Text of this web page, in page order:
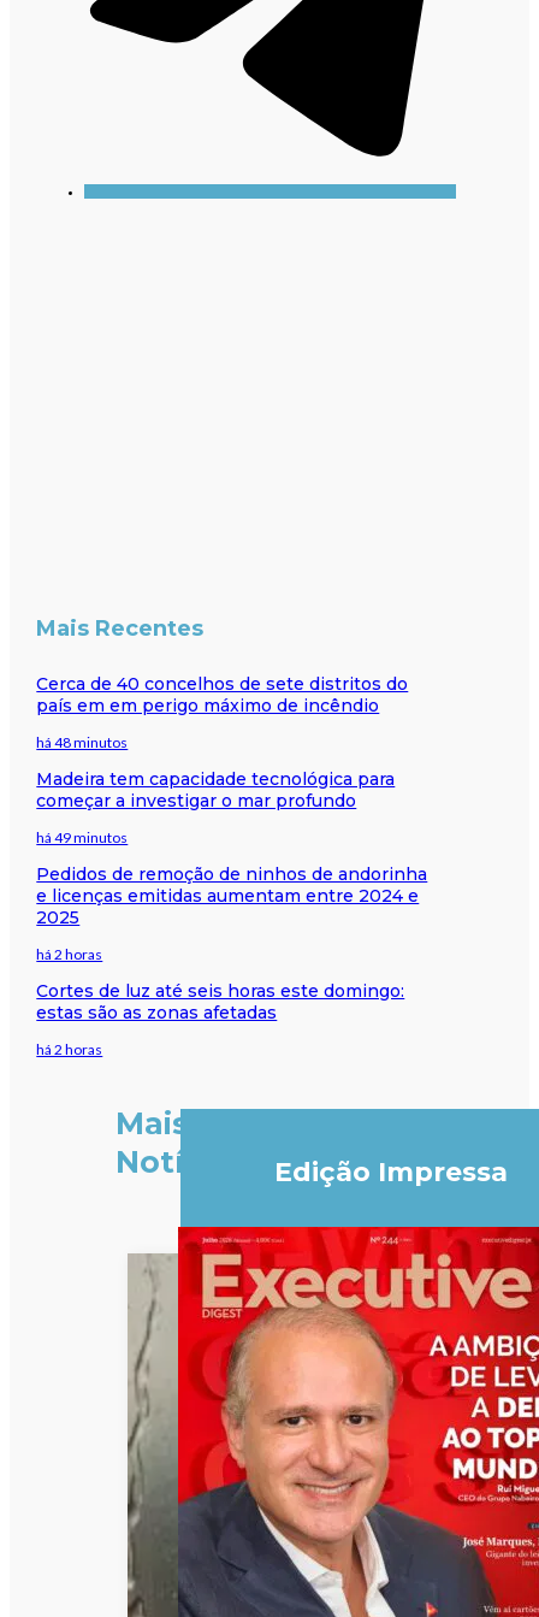
Mais Recentes
Cerca de 40 concelhos de sete distritos do
país em em perigo máximo de incêndio
há 48 minutos
Madeira tem capacidade tecnológica para
começar a investigar o mar profundo
há 49 minutos
Pedidos de remoção de ninhos de andorinha
e licenças emitidas aumentam entre 2024 e
2025
há 2 horas
Cortes de luz até seis horas este domingo:
estas são as zonas afetadas
há 2 horas
Mais
Notícias
Edição Impressa